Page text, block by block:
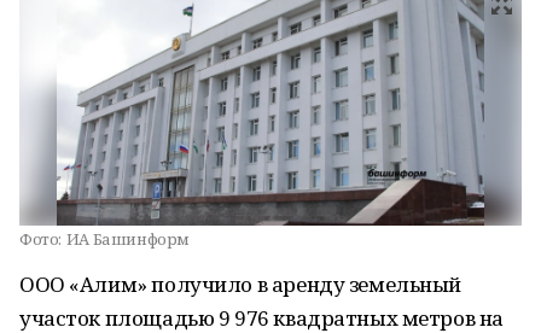
Фото: ИА Башинформ
ООО «Алим» получило в аренду земельный
участок площадью 9 976 квадратных метров на